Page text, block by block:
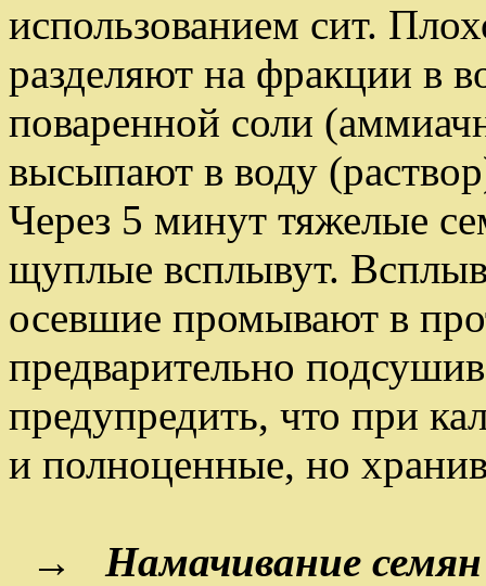
использованием сит.
разделяют на фракции в
поваренной соли
высыпают в воду
Через 5 минут тяжелые
щуплые всплывут.
осевшие промывают в
предварительно
предупредить, что при
и полноценные, но
→ Намачивание семян